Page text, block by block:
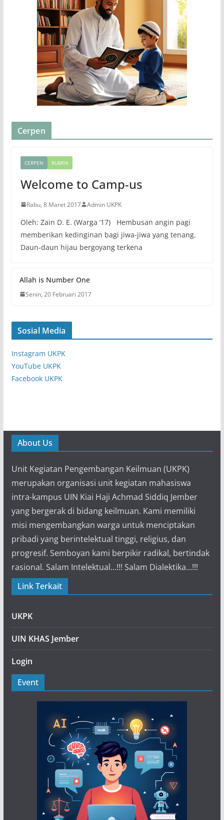
Cerpen
CERPEN RUBRIK
Welcome to Camp-us
Rabu, 8 Maret 2017 Admin UKPK
Oleh: Zain D. E. (Warga ’17) Hembusan angin pagi
memberikan kedinginan bagi jiwa-jiwa yang tenang.
Daun-daun hijau bergoyang terkena
Allah is Number One
Senin, 20 Februari 2017
Sosial Media
Instagram UKPK
YouTube UKPK
Facebook UKPK
About Us
Unit Kegiatan Pengembangan Keilmuan (UKPK)
merupakan organisasi unit kegiatan mahasiswa
intra-kampus UIN Kiai Haji Achmad Siddiq Jember
yang bergerak di bidang keilmuan. Kami memiliki
misi mengembangkan warga untuk menciptakan
pribadi yang berintelektual tinggi, religius, dan
progresif. Semboyan kami berpikir radikal, bertindak
rasional. Salam Intelektual...!!! Salam Dialektika...!!!
Link Terkait
UKPK
UIN KHAS Jember
Login
Event